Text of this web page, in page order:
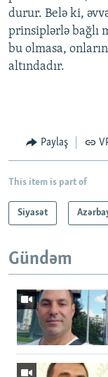
durur. Belə ki,
prinsiplərlə bağlı
bu olmasa,
altındadır.
Paylaş
This item is part of
Siyasət
Gündəm